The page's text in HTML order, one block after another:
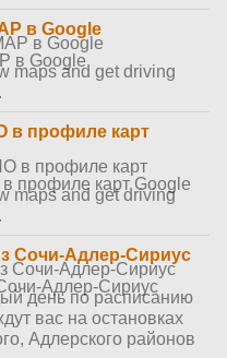
в Google
в Google
maps and get driving
в профиле карт
профиле карт Google
maps and get driving
Сочи-Адлер-Сириус
Адлер-Сириус
день по расписанию
вас на остановках
Адлерского районов